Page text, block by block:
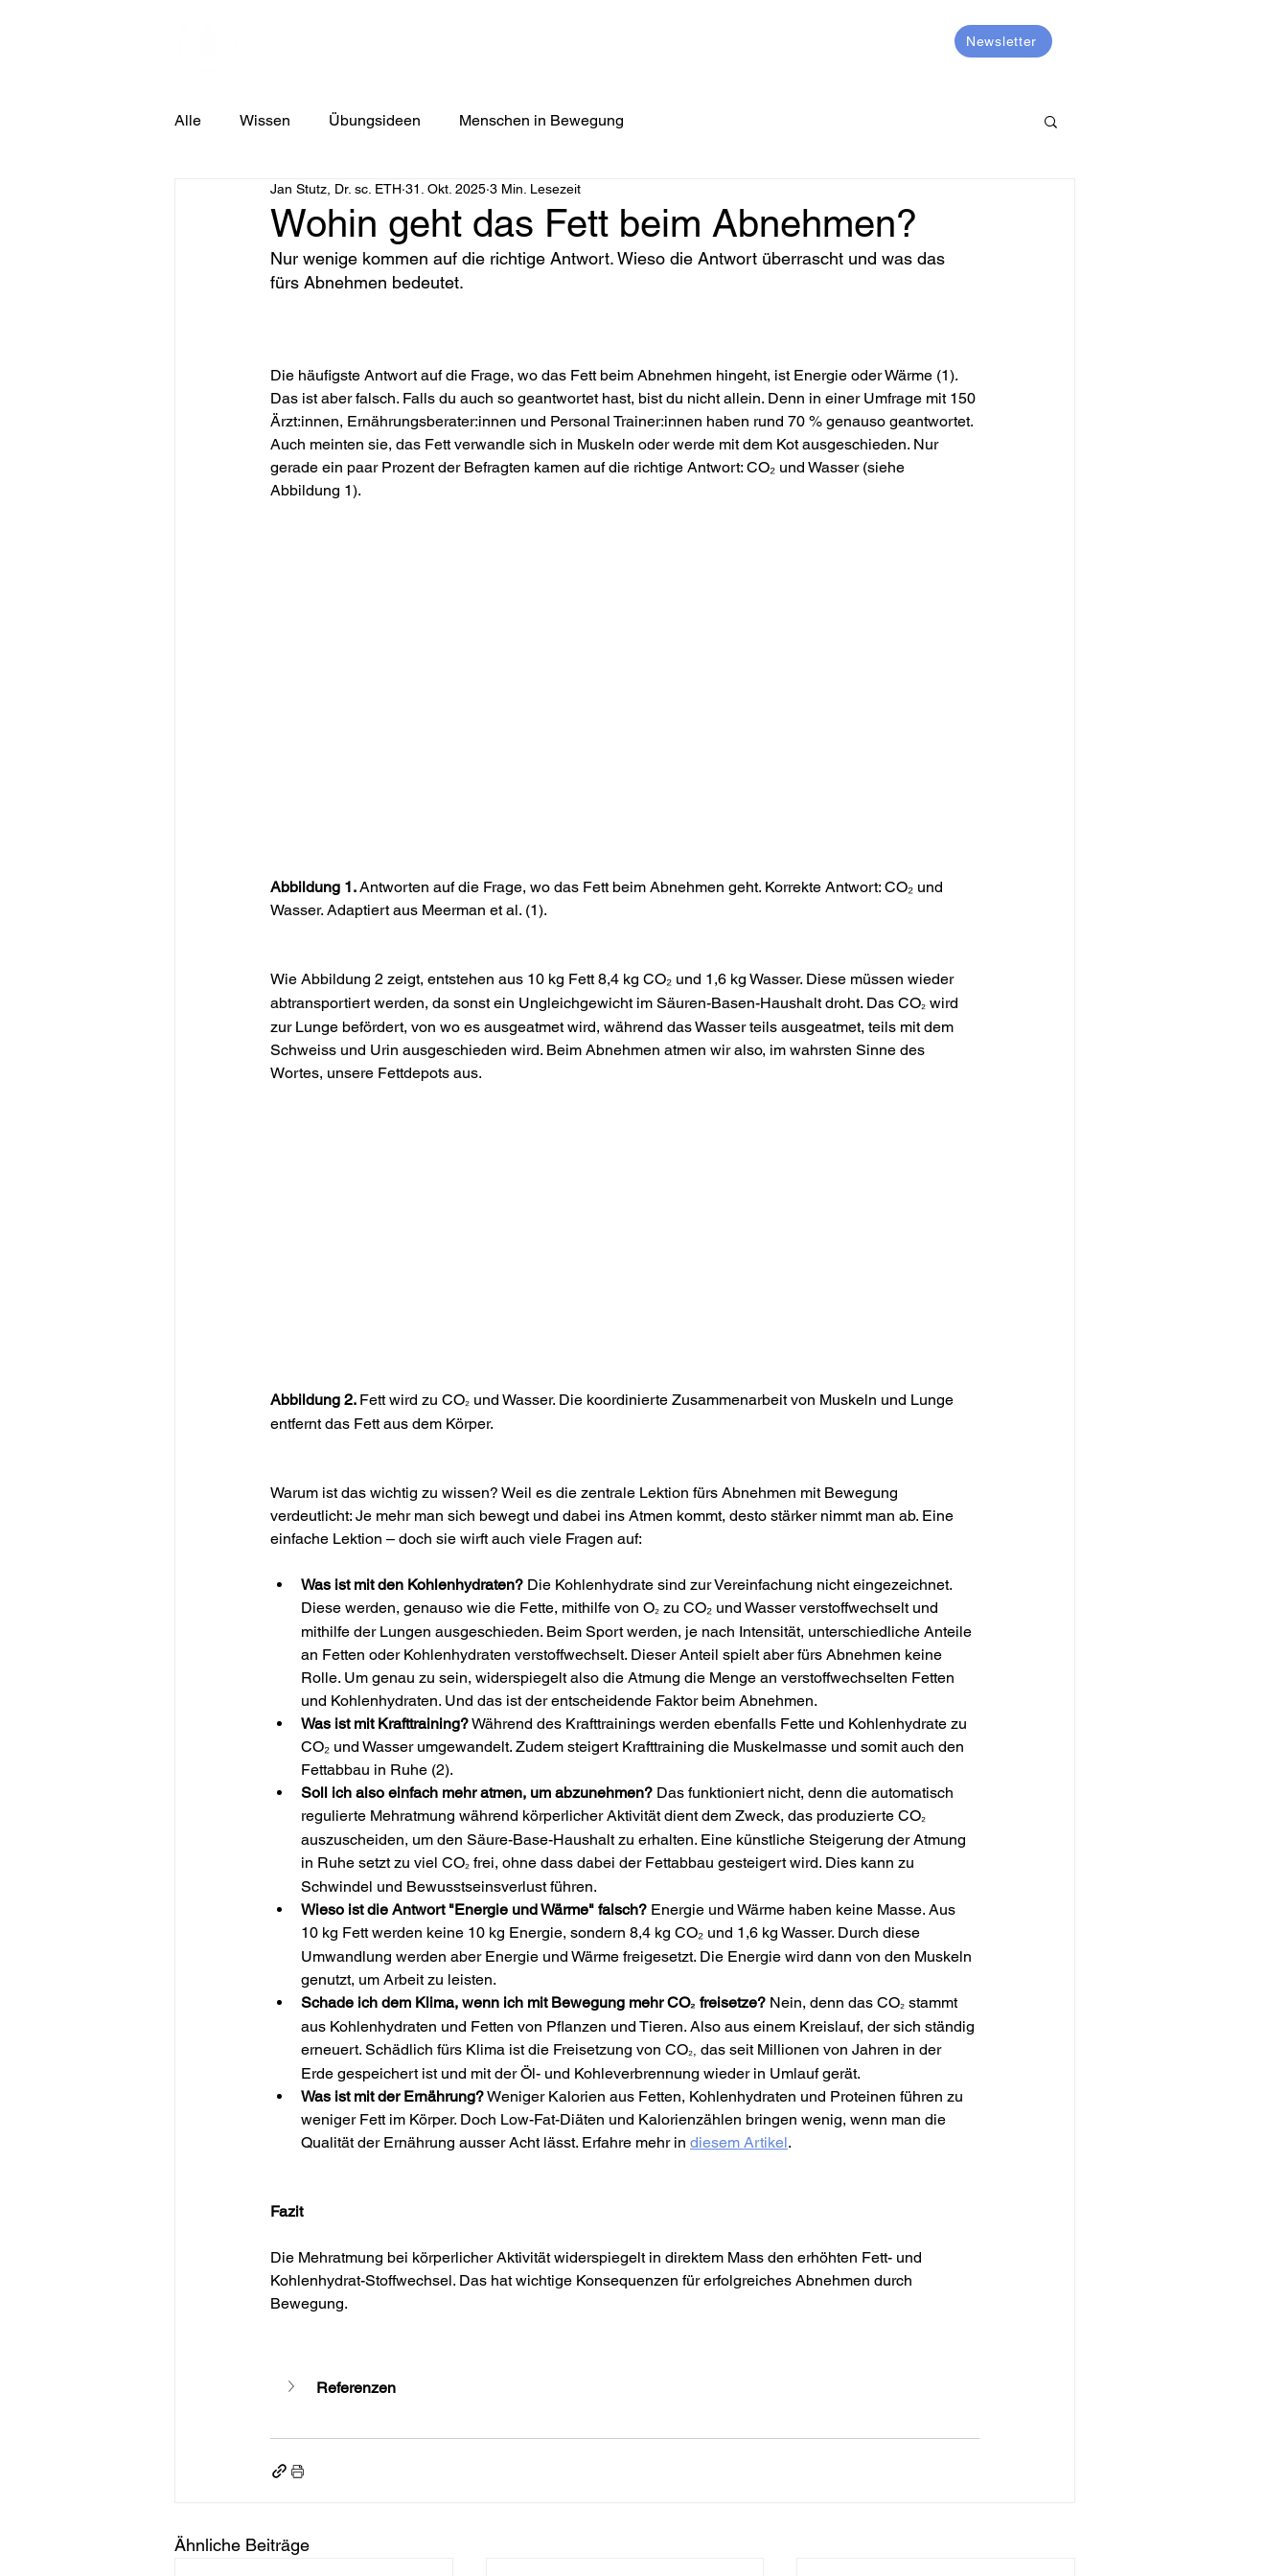
Newsletter
Alle Wissen Übungsideen Menschen in Bewegung
Wohin geht das Fett beim Abnehmen?
Jan Stutz, Dr. sc. ETH 31. Okt. 2025 3 Min. Lesezeit
Nur wenige kommen auf die richtige Antwort. Wieso die Antwort überrascht und was das
fürs Abnehmen bedeutet.
Die häufigste Antwort auf die Frage, wo das Fett beim Abnehmen hingeht, ist Energie oder Wärme (1).
Das ist aber falsch. Falls du auch so geantwortet hast, bist du nicht allein. Denn in einer Umfrage mit 150
Ärzt:innen, Ernährungsberater:innen und Personal Trainer:innen haben rund 70 % genauso geantwortet.
Auch meinten sie, das Fett verwandle sich in Muskeln oder werde mit dem Kot ausgeschieden. Nur
gerade ein paar Prozent der Befragten kamen auf die richtige Antwort: CO₂ und Wasser (siehe
Abbildung 1).
Abbildung 1. Antworten auf die Frage, wo das Fett beim Abnehmen geht. Korrekte Antwort: CO₂ und
Wasser. Adaptiert aus Meerman et al. (1).
Wie Abbildung 2 zeigt, entstehen aus 10 kg Fett 8,4 kg CO₂ und 1,6 kg Wasser. Diese müssen wieder
abtransportiert werden, da sonst ein Ungleichgewicht im Säuren-Basen-Haushalt droht. Das CO₂ wird
zur Lunge befördert, von wo es ausgeatmet wird, während das Wasser teils ausgeatmet, teils mit dem
Schweiss und Urin ausgeschieden wird. Beim Abnehmen atmen wir also, im wahrsten Sinne des
Wortes, unsere Fettdepots aus.
Abbildung 2. Fett wird zu CO₂ und Wasser. Die koordinierte Zusammenarbeit von Muskeln und Lunge
entfernt das Fett aus dem Körper.
Warum ist das wichtig zu wissen? Weil es die zentrale Lektion fürs Abnehmen mit Bewegung
verdeutlicht: Je mehr man sich bewegt und dabei ins Atmen kommt, desto stärker nimmt man ab. Eine
einfache Lektion – doch sie wirft auch viele Fragen auf:
Was ist mit den Kohlenhydraten? Die Kohlenhydrate sind zur Vereinfachung nicht eingezeichnet.
Diese werden, genauso wie die Fette, mithilfe von O₂ zu CO₂ und Wasser verstoffwechselt und
mithilfe der Lungen ausgeschieden. Beim Sport werden, je nach Intensität, unterschiedliche Anteile
an Fetten oder Kohlenhydraten verstoffwechselt. Dieser Anteil spielt aber fürs Abnehmen keine
Rolle. Um genau zu sein, widerspiegelt also die Atmung die Menge an verstoffwechselten Fetten
und Kohlenhydraten. Und das ist der entscheidende Faktor beim Abnehmen.
Was ist mit Krafttraining? Während des Krafttrainings werden ebenfalls Fette und Kohlenhydrate zu
CO₂ und Wasser umgewandelt. Zudem steigert Krafttraining die Muskelmasse und somit auch den
Fettabbau in Ruhe (2).
Soll ich also einfach mehr atmen, um abzunehmen? Das funktioniert nicht, denn die automatisch
regulierte Mehratmung während körperlicher Aktivität dient dem Zweck, das produzierte CO₂
auszuscheiden, um den Säure-Base-Haushalt zu erhalten. Eine künstliche Steigerung der Atmung
in Ruhe setzt zu viel CO₂ frei, ohne dass dabei der Fettabbau gesteigert wird. Dies kann zu
Schwindel und Bewusstseinsverlust führen.
Wieso ist die Antwort "Energie und Wärme" falsch? Energie und Wärme haben keine Masse. Aus
10 kg Fett werden keine 10 kg Energie, sondern 8,4 kg CO₂ und 1,6 kg Wasser. Durch diese
Umwandlung werden aber Energie und Wärme freigesetzt. Die Energie wird dann von den Muskeln
genutzt, um Arbeit zu leisten.
Schade ich dem Klima, wenn ich mit Bewegung mehr CO₂ freisetze? Nein, denn das CO₂ stammt
aus Kohlenhydraten und Fetten von Pflanzen und Tieren. Also aus einem Kreislauf, der sich ständig
erneuert. Schädlich fürs Klima ist die Freisetzung von CO₂, das seit Millionen von Jahren in der
Erde gespeichert ist und mit der Öl- und Kohleverbrennung wieder in Umlauf gerät.
Was ist mit der Ernährung? Weniger Kalorien aus Fetten, Kohlenhydraten und Proteinen führen zu
weniger Fett im Körper. Doch Low-Fat-Diäten und Kalorienzählen bringen wenig, wenn man die
Qualität der Ernährung ausser Acht lässt. Erfahre mehr in diesem Artikel.
Fazit
Die Mehratmung bei körperlicher Aktivität widerspiegelt in direktem Mass den erhöhten Fett- und
Kohlenhydrat-Stoffwechsel. Das hat wichtige Konsequenzen für erfolgreiches Abnehmen durch
Bewegung.
Referenzen
Ähnliche Beiträge